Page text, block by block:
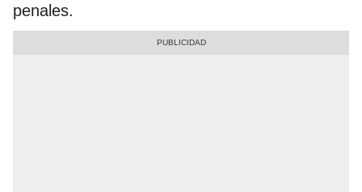
penales.